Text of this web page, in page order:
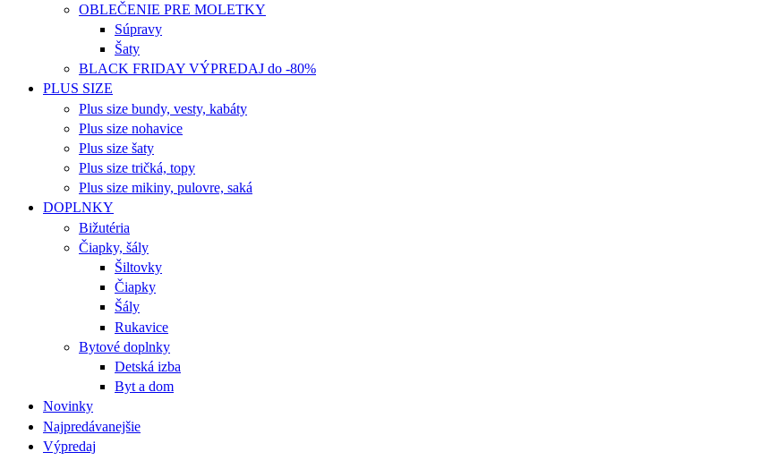
OBLEČENIE PRE MOLETKY
Súpravy
Šaty
BLACK FRIDAY VÝPREDAJ do -80%
PLUS SIZE
Plus size bundy, vesty, kabáty
Plus size nohavice
Plus size šaty
Plus size tričká, topy
Plus size mikiny, pulovre, saká
DOPLNKY
Bižutéria
Čiapky, šály
Šiltovky
Čiapky
Šály
Rukavice
Bytové doplnky
Detská izba
Byt a dom
Novinky
Najpredávanejšie
Výpredaj